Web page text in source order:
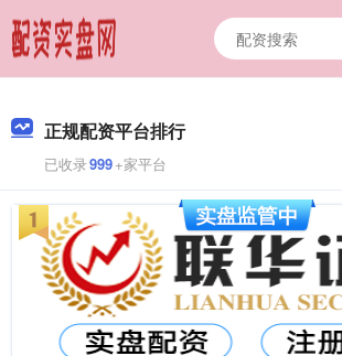
正规配资平台排行
已收录999+家平台